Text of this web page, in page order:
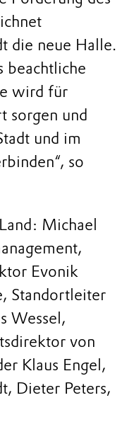
die neue Halle.
beachtliche
wird für
sorgen und
und im
so
Michael
Evonik
Standortleiter
Wessel,
von
Klaus Engel,
Dieter Peters,